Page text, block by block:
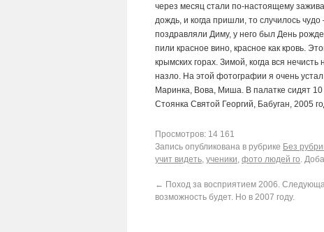
через месяц стали по-настоящему
дождь, и когда пришли, то случилось
поздравляли Диму, у него был День
пили красное вино, красное как кровь.
крымских горах. Зимой, когда вся
назло. На этой фотографии я очень
Маринка, Вова, Миша. В палатке сидят 10
Стоянка Святой Георгий, Бабуган, 2005
Просмотров: 14 161
Запись опубликована в рубрике Без
учит видеть, ученики, фото людей го.
← Поход за восприятием 2006.
возможность будет. Но в 2007 году.